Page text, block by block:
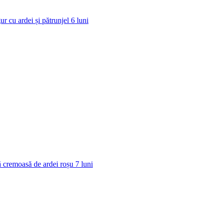
cu ardei și pătrunjel 6 luni
cremoasă de ardei roșu 7 luni